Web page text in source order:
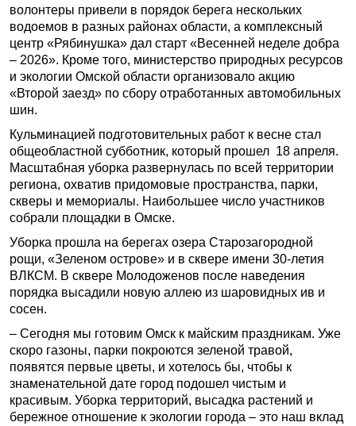
волонтеры привели в порядок берега нескольких
водоемов в разных районах области, а комплексный
центр «Рябинушка» дал старт «Весенней неделе добра
– 2026». Кроме того, министерство природных ресурсов
и экологии Омской области организовало акцию
«Второй заезд» по сбору отработанных автомобильных
шин.
Кульминацией подготовительных работ к весне стал
общеобластной субботник, который прошел 18 апреля.
Масштабная уборка развернулась по всей территории
региона, охватив придомовые пространства, парки,
скверы и мемориалы. Наибольшее число участников
собрали площадки в Омске.
Уборка прошла на берегах озера Старозагородной
рощи, «Зеленом острове» и в сквере имени 30-летия
ВЛКСМ. В сквере Молодоженов после наведения
порядка высадили новую аллею из шаровидных ив и
сосен.
– Сегодня мы готовим Омск к майским праздникам. Уже
скоро газоны, парки покроются зеленой травой,
появятся первые цветы, и хотелось бы, чтобы к
знаменательной дате город подошел чистым и
красивым. Уборка территорий, высадка растений и
бережное отношение к экологии города – это наш вклад